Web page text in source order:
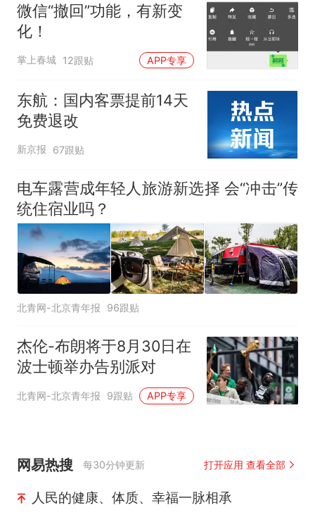
微信“撤回”功能，有新变
化！
掌上春城 12跟贴 APP专享
东航：国内客票提前14天
免费退改
新京报 67跟贴
电车露营成年轻人旅游新选择 会“冲击”传
统住宿业吗？
北青网-北京青年报 96跟贴
杰伦-布朗将于8月30日在
波士顿举办告别派对
北青网-北京青年报 9跟贴 APP专享
网易热搜 每30分钟更新 打开应用 查看全部
人民的健康、体质、幸福一脉相承